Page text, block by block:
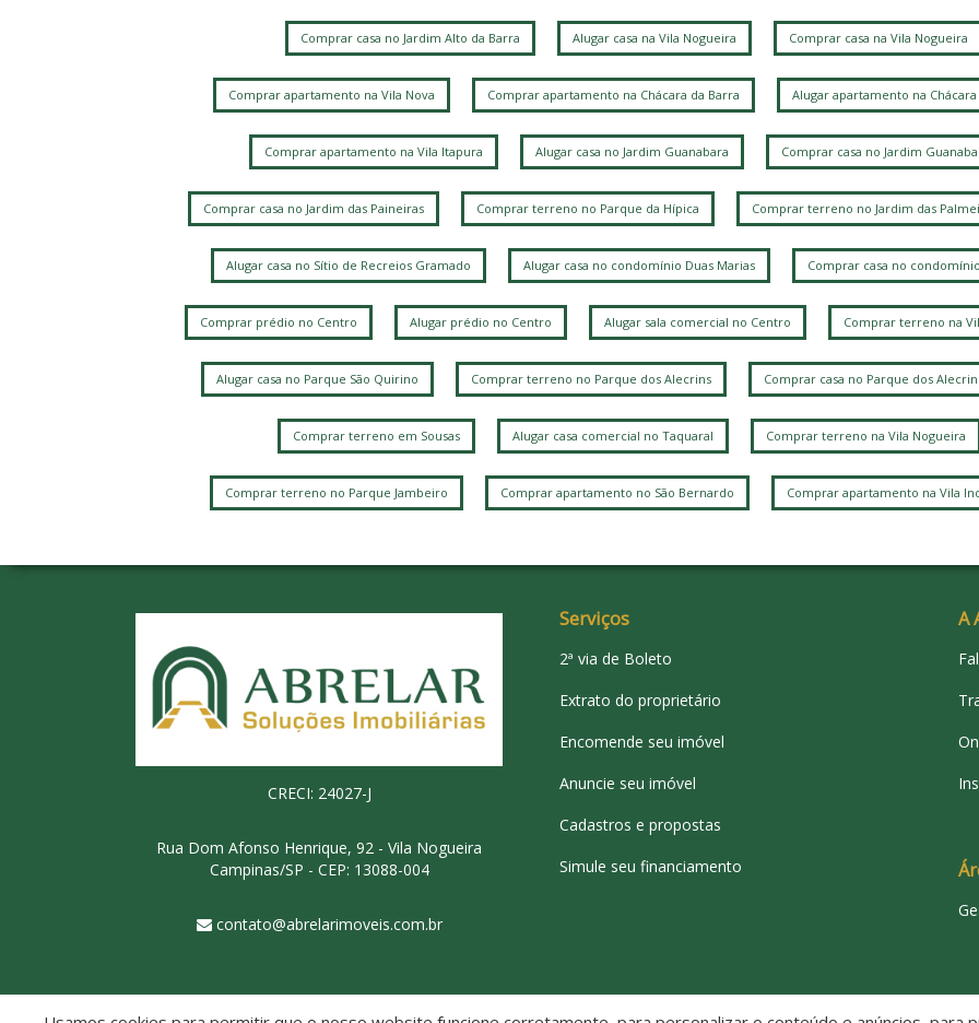
Comprar casa no Jardim Alto da Barra Alugar casa na Vila Nogueira Comprar casa na Vila Nogueira
Comprar apartamento na Vila Nova Comprar apartamento na Chácara da Barra Alugar apartamento na Chácara
Comprar apartamento na Vila Itapura Alugar casa no Jardim Guanabara Comprar casa no Jardim
Comprar casa no Jardim das Paineiras Comprar terreno no Parque da Hípica Comprar terreno no Jardim das
Alugar casa no Sítio de Recreios Gramado Alugar casa no condomínio Duas Marias Comprar casa no
Comprar prédio no Centro Alugar prédio no Centro Alugar sala comercial no Centro Comprar terreno na
Alugar casa no Parque São Quirino Comprar terreno no Parque dos Alecrins Comprar casa no Parque dos
Comprar terreno em Sousas Alugar casa comercial no Taquaral Comprar terreno na Vila Nogueira
Comprar terreno no Parque Jambeiro Comprar apartamento no São Bernardo Comprar apartamento na Vila
CRECI: 24027-J
Rua Dom Afonso Henrique, 92 - Vila Nogueira
Campinas/SP - CEP: 13088-004
contato@abrelarimoveis.com.br
Serviços
2ª via de Boleto
Extrato do proprietário
Encomende seu imóvel
Anuncie seu imóvel
Cadastros e propostas
Simule seu financiamento
A